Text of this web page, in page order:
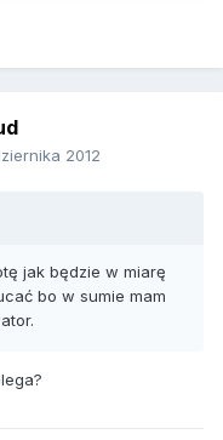
2012
jak będzie w miarę
bo w sumie mam